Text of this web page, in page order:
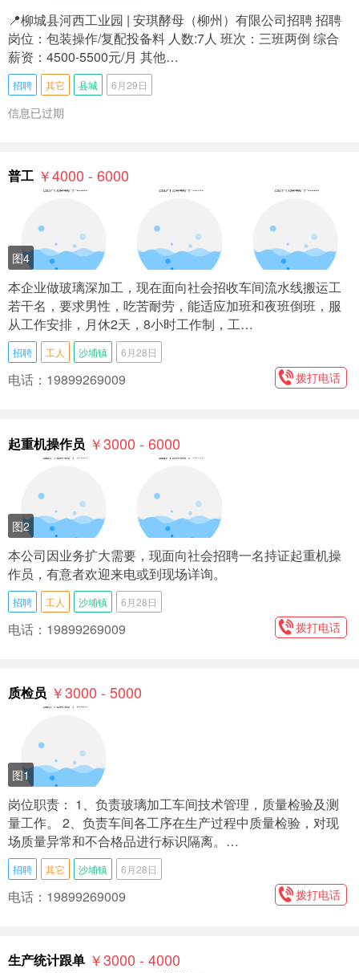
📍柳城县河西工业园 | 安琪酵母（柳州）有限公司招聘 招聘
岗位：包装操作/复配投备料 人数:7人 班次：三班两倒 综合
薪资：4500-5500元/月 其他…
招聘 其它 县城 6月29日
信息已过期
普工 ￥4000 - 6000
图4
本企业做玻璃深加工，现在面向社会招收车间流水线搬运工
若干名，要求男性，吃苦耐劳，能适应加班和夜班倒班，服
从工作安排，月休2天，8小时工作制，工…
招聘 工人 沙埔镇 6月28日
电话：19899269009 拨打电话
起重机操作员 ￥3000 - 6000
图2
本公司因业务扩大需要，现面向社会招聘一名持证起重机操
作员，有意者欢迎来电或到现场详询。
招聘 工人 沙埔镇 6月28日
电话：19899269009 拨打电话
质检员 ￥3000 - 5000
图1
岗位职责： 1、负责玻璃加工车间技术管理，质量检验及测
量工作。 2、负责车间各工序在生产过程中质量检验，对现
场质量异常和不合格品进行标识隔离。…
招聘 其它 沙埔镇 6月28日
电话：19899269009 拨打电话
生产统计跟单 ￥3000 - 4000